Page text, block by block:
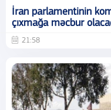
İran parlamentinin
çıxmağa məcbur
21:58